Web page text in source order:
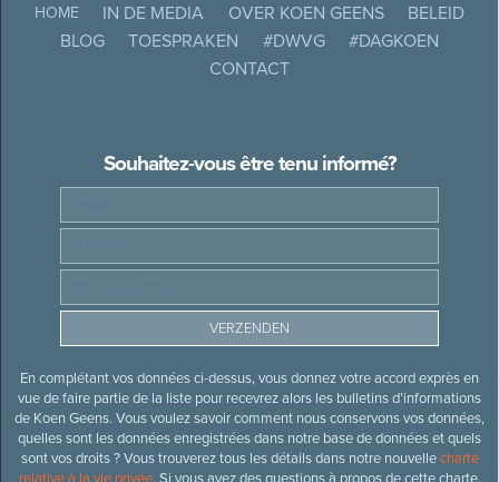
HOME IN DE MEDIA OVER KOEN GEENS
BELEID
BLOG
TOESPRAKEN #DWVG
#DAGKOEN
CONTACT
Souhaitez-vous être tenu informé?
En complétant vos données ci-dessus, vous donnez votre accord exprès en
vue de faire partie de la liste pour recevrez alors les bulletins d’informations
de Koen Geens. Vous voulez savoir comment nous conservons vos données,
quelles sont les données enregistrées dans notre base de données et quels
sont vos droits ? Vous trouverez tous les détails dans notre nouvellecharte